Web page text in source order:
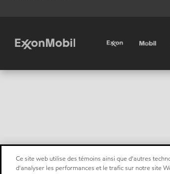
Ce site web utilise des témoins ainsi que d'autres
d'analyser les performances et le trafic sur notre site